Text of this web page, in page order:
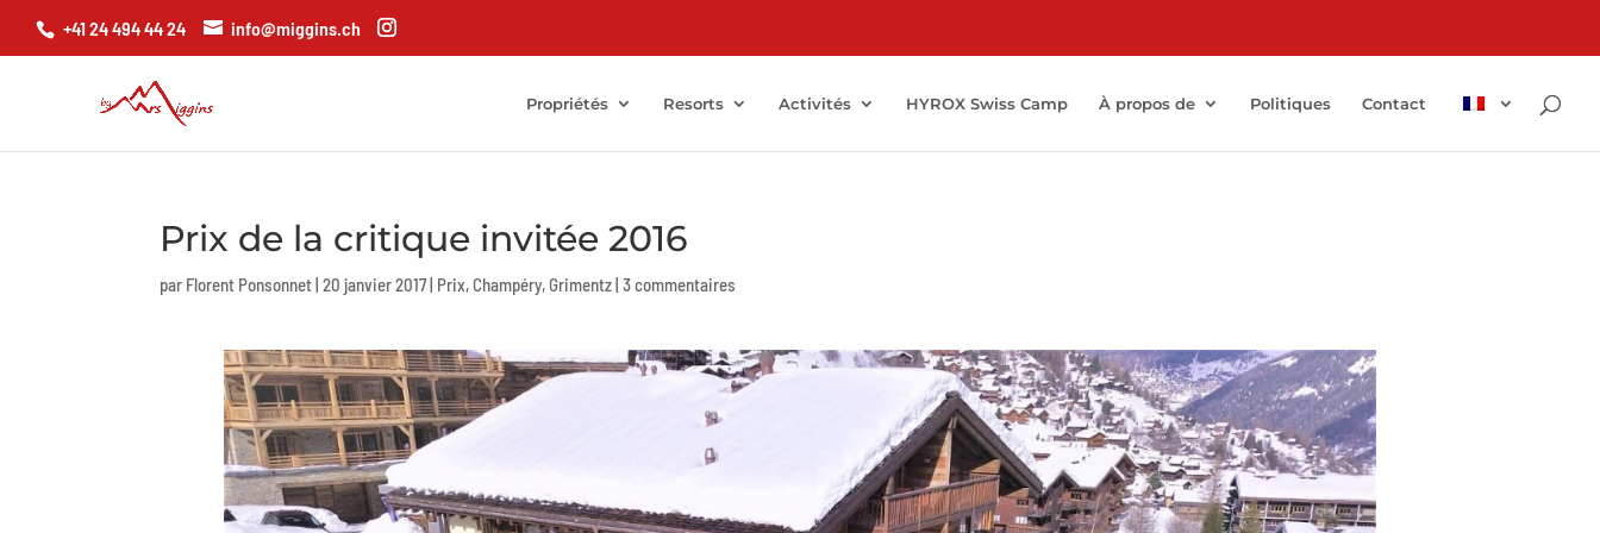
+41 24 494 44 24 info@miggins.ch
Propriétés Resorts Activités HYROX Swiss Camp À propos de Politiques Contact
Prix de la critique invitée 2016
par Florent Ponsonnet|20 janvier 2017| Prix,Champéry,Grimentz|3 commentaires